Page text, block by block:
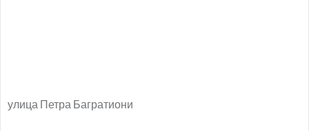
улица Петра Багратиони